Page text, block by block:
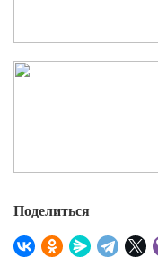
Поделиться